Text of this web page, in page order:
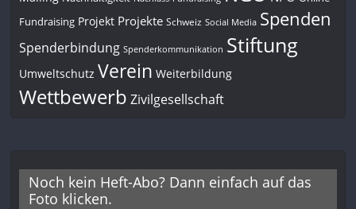
Fundraising Projekt Projekte Schweiz Social Media Spenden
Spenderbindung Spenderkommunikation Stiftung
Umweltschutz Verein Weiterbildung
Wettbewerb Zivilgesellschaft
Noch kein Heft-Abo? Dann einfach auf das
Foto klicken.